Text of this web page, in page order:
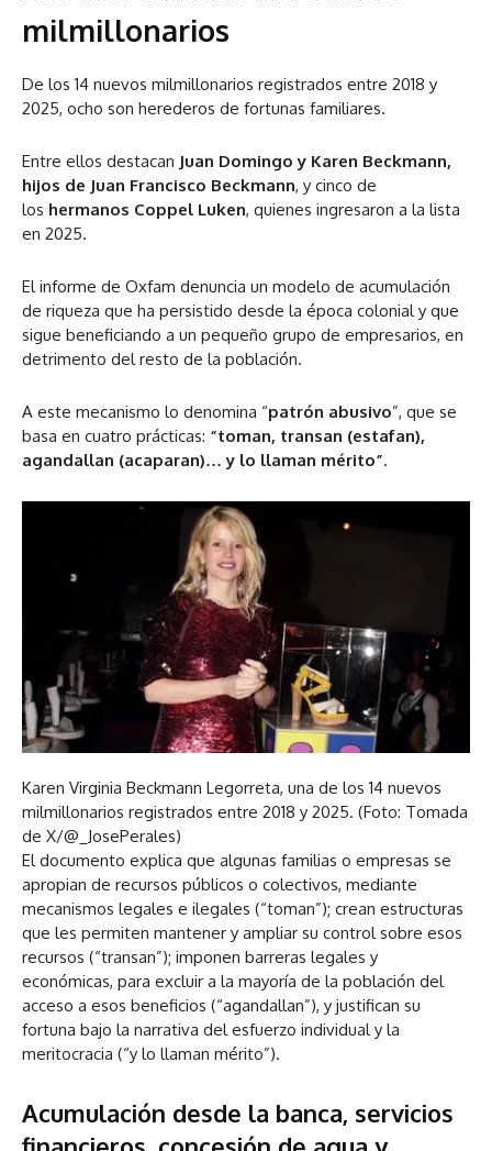
milmillonarios
De los 14 nuevos milmillonarios registrados entre 2018 y
2025, ocho son herederos de fortunas familiares.
Entre ellos destacan Juan Domingo y Karen Beckmann,
hijos de Juan Francisco Beckmann, y cinco de
los hermanos Coppel Luken, quienes ingresaron a la lista
en 2025.
El informe de Oxfam denuncia un modelo de acumulación
de riqueza que ha persistido desde la época colonial y que
sigue beneficiando a un pequeño grupo de empresarios, en
detrimento del resto de la población.
A este mecanismo lo denomina “patrón abusivo”, que se
basa en cuatro prácticas: “toman, transan (estafan),
agandallan (acaparan)… y lo llaman mérito”.
Karen Virginia Beckmann Legorreta, una de los 14 nuevos
milmillonarios registrados entre 2018 y 2025. (Foto: Tomada
de X/@_JosePerales)
El documento explica que algunas familias o empresas se
apropian de recursos públicos o colectivos, mediante
mecanismos legales e ilegales (“toman”); crean estructuras
que les permiten mantener y ampliar su control sobre esos
recursos (“transan”); imponen barreras legales y
económicas, para excluir a la mayoría de la población del
acceso a esos beneficios (“agandallan”), y justifican su
fortuna bajo la narrativa del esfuerzo individual y la
meritocracia (“y lo llaman mérito”).
Acumulación desde la banca, servicios